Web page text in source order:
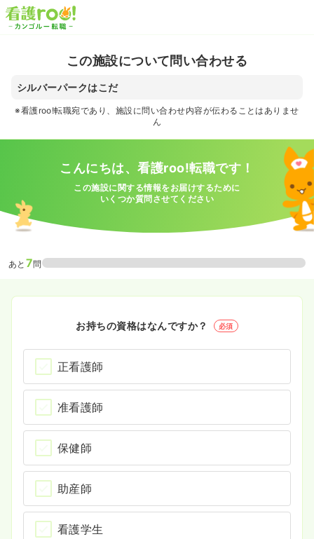
この施設について問い合わせる
シルバーパークはこだ
※看護roo!転職宛であり、施設に問い合わせ内容が伝わることはありませ
ん
こんにちは、看護roo!転職です！
この施設に関する情報をお届けするために
いくつか質問させてください
あと 7問
お持ちの資格はなんですか？ 必須
正看護師
准看護師
保健師
助産師
看護学生